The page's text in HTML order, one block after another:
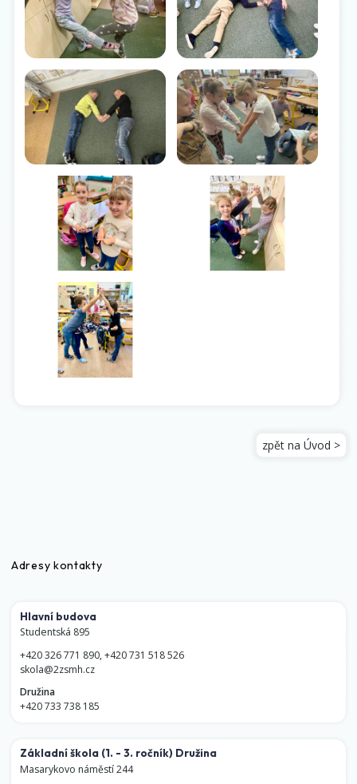
zpět na Úvod >
Adresy kontakty
Hlavní budova
Studentská 895
+420 326 771 890,+420 731 518 526
skola@2zsmh.cz
Družina
+420 733 738 185
Základní škola (1. - 3. ročník) Družina
Masarykovo náměstí 244